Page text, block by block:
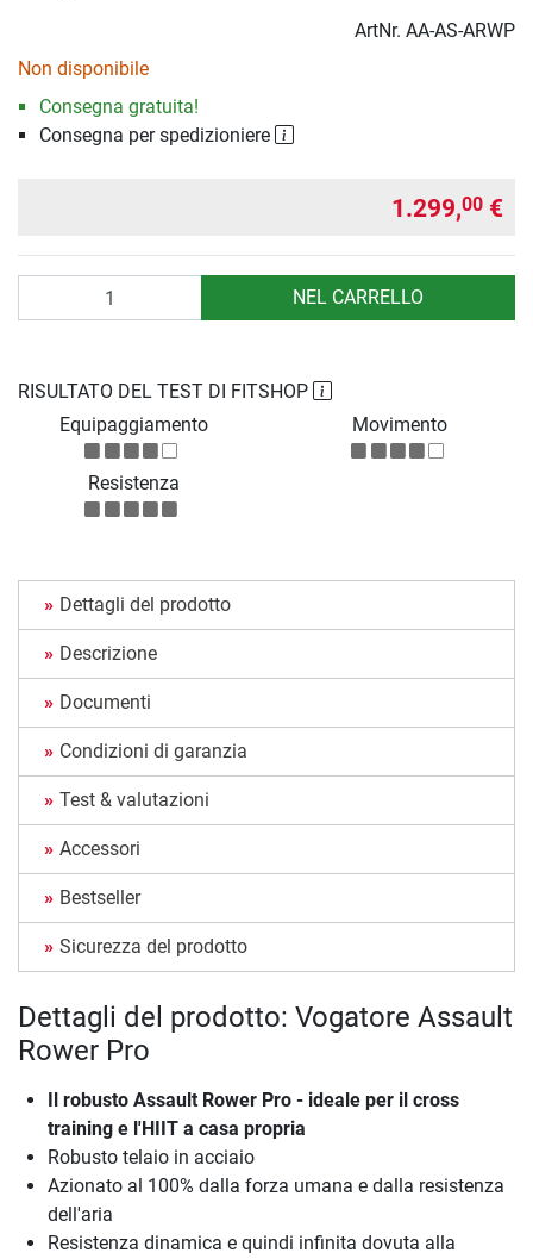
ArtNr. AA-AS-ARWP
Non disponibile
Consegna gratuita!
Consegna per spedizioniere
1.299,00 €
NEL CARRELLO
RISULTATO DEL TEST DI FITSHOP
Equipaggiamento
Movimento
Resistenza
Dettagli del prodotto
Descrizione
Documenti
Condizioni di garanzia
Test & valutazioni
Accessori
Bestseller
Sicurezza del prodotto
Dettagli del prodotto: Vogatore Assault
Rower Pro
Il robusto Assault Rower Pro - ideale per il cross
training e l'HIIT a casa propria
Robusto telaio in acciaio
Azionato al 100% dalla forza umana e dalla resistenza
dell'aria
Resistenza dinamica e quindi infinita dovuta alla